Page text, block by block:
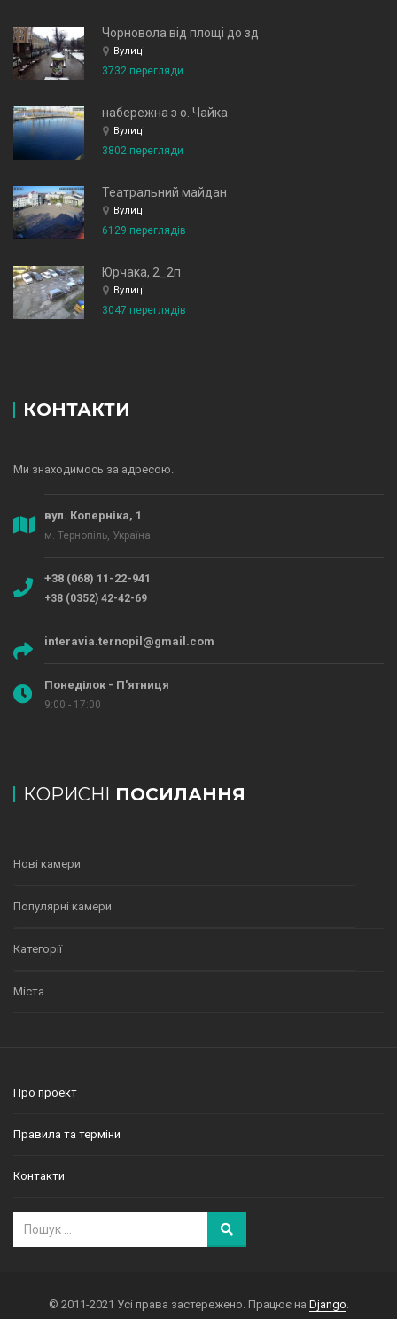
Чорновола від площі до зд
Вулиці
3732 перегляди
набережна з о. Чайка
Вулиці
3802 перегляди
Театральний майдан
Вулиці
6129 переглядів
Юрчака, 2_2п
Вулиці
3047 переглядів
КОНТАКТИ
Ми знаходимось за адресою.
вул. Коперніка, 1
м. Тернопіль, Україна
+38 (068) 11-22-941
+38 (0352) 42-42-69
interavia.ternopil@gmail.com
Понеділок - П'ятниця
9:00 - 17:00
КОРИСНІ ПОСИЛАННЯ
Нові камери
Популярні камери
Категорії
Міста
Про проект
Правила та терміни
Контакти
© 2011-2021 Усі права застережено. Працює на Django.